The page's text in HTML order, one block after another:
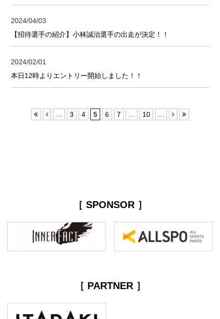
2024/04/03
【招待選手の紹介】小林誠治選手の出走が決定！！
2024/02/01
本日12時よりエントリー開始しました！！
3 4 5 6 7 10
［ SPONSOR ］
［ PARTNER ］